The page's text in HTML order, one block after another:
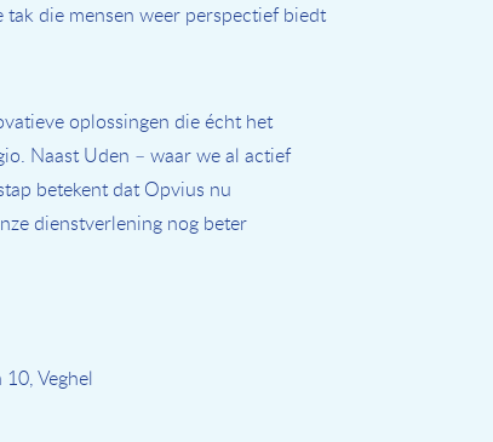
die mensen weer perspectief biedt
oplossingen die écht het
Naast Uden – waar we al actief
betekent dat Opvius nu
dienstverlening nog beter
Veghel